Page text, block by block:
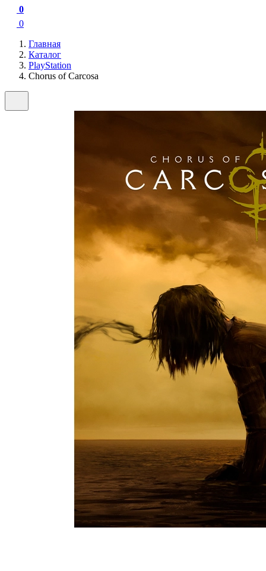
0
0
Главная
Каталог
PlayStation
Chorus of Carcosa